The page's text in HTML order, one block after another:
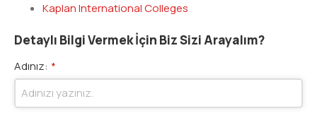
Kaplan International Colleges
Detaylı Bilgi Vermek İçin Biz Sizi Arayalım?
Adınız: *